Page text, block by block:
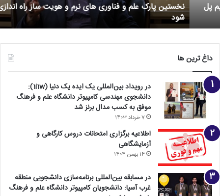
نخستین پارک علم و فناوری های نرم و هویت ساز راه اندازی می
داغ ترین ها
در رویداد بین‌المللی یک ایده یک دنیا (1i1w):
دانشجوی مهندسی کامپیوتر دانشگاه علم و فرهنگ
موفق به کسب مدال برنز شد
7 خرداد 1403
اطلاعیه برگزاری امتحانات دروس کارگاهی و
آزمایشگاهی
14 بهمن 1404
در مسابقه بین‌المللی برنامه‌سازی دانشجویی منطقه
غرب آسیا: دانشجویان کامپیوتر دانشگاه علم و فرهنگ